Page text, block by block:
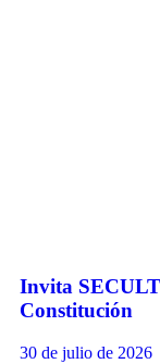
Invita
Constitución
30 de julio de 2026